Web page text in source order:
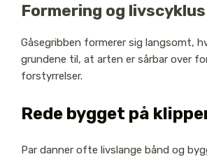
Formering og livscyklus
Gåsegribben formerer sig langsomt,
grundene til, at arten er sårbar over
forstyrrelser.
Rede bygget på
Par danner ofte livslange bånd og